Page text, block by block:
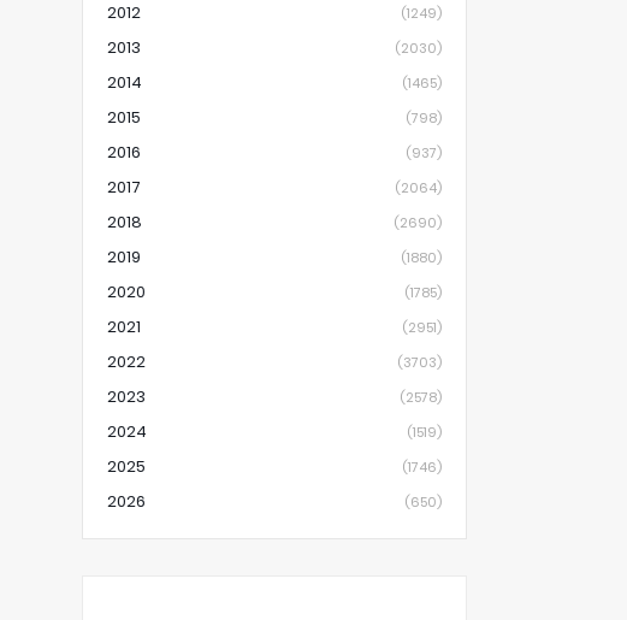
2012 (1249)
2013 (2030)
2014 (1465)
2015 (798)
2016 (937)
2017 (2064)
2018 (2690)
2019 (1880)
2020 (1785)
2021 (2951)
2022 (3703)
2023 (2578)
2024 (1519)
2025 (1746)
2026 (650)